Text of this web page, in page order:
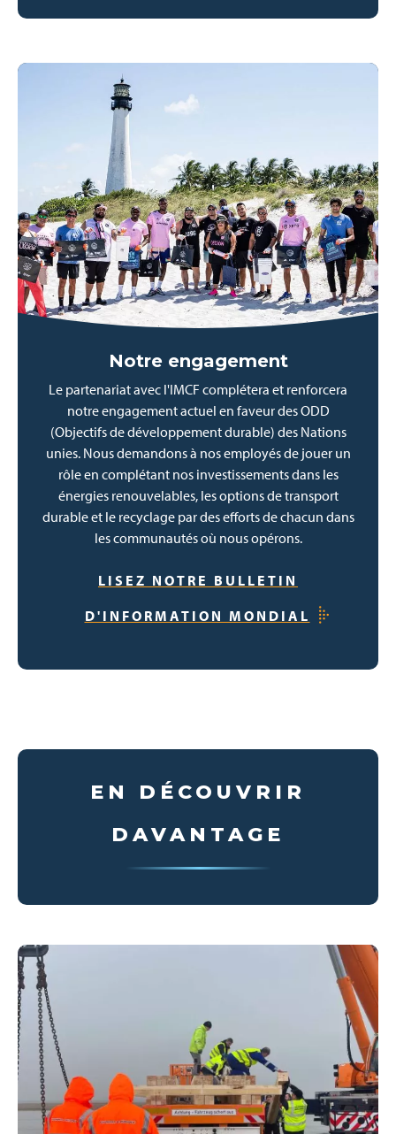
Notre engagement
Le partenariat avec l'IMCF complétera et renforcera
notre engagement actuel en faveur des ODD
(Objectifs de développement durable) des Nations
unies. Nous demandons à nos employés de jouer un
rôle en complétant nos investissements dans les
énergies renouvelables, les options de transport
durable et le recyclage par des efforts de chacun dans
les communautés où nous opérons.
LISEZ NOTRE BULLETIN
D'INFORMATION MONDIAL
EN DÉCOUVRIR
DAVANTAGE